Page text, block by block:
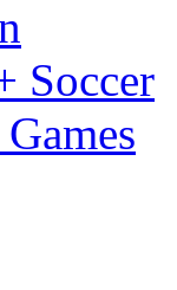
Soccer